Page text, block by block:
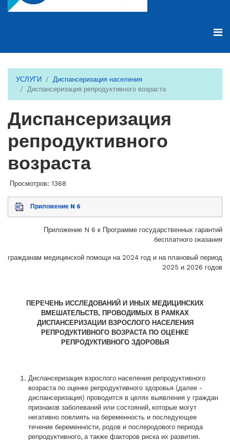
УСЛУГИ
Диспансеризация населения
Диспансеризация репродуктивного возраста
Диспансеризация
репродуктивного
возраста
Просмотров: 1368
Приложение N 6
Приложение N 6 к Программе государственных гарантий
бесплатного оказания
гражданам медицинской помощи на 2024 год и на плановый период
2025 и 2026 годов
ПЕРЕЧЕНЬ ИССЛЕДОВАНИЙ И ИНЫХ МЕДИЦИНСКИХ
ВМЕШАТЕЛЬСТВ, ПРОВОДИМЫХ В РАМКАХ
ДИСПАНСЕРИЗАЦИИ ВЗРОСЛОГО НАСЕЛЕНИЯ
РЕПРОДУКТИВНОГО ВОЗРАСТА ПО ОЦЕНКЕ
РЕПРОДУКТИВНОГО ЗДОРОВЬЯ
Диспансеризация взрослого населения репродуктивного
возраста по оценке репродуктивного здоровья (далее -
диспансеризация) проводится в целях выявления у граждан
признаков заболеваний или состояний, которые могут
негативно повлиять на беременность и последующее
течение беременности, родов и послеродового периода
репродуктивного, а также факторов риска их развития.